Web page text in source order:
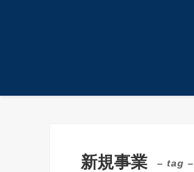
新規事業 – tag –